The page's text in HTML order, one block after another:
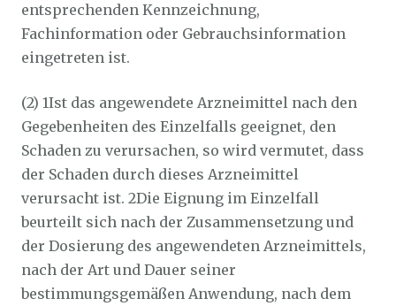
entsprechenden Kennzeichnung,
Fachinformation oder Gebrauchsinformation
eingetreten ist.
(2) 1Ist das angewendete Arzneimittel nach den
Gegebenheiten des Einzelfalls geeignet, den
Schaden zu verursachen, so wird vermutet, dass
der Schaden durch dieses Arzneimittel
verursacht ist. 2Die Eignung im Einzelfall
beurteilt sich nach der Zusammensetzung und
der Dosierung des angewendeten Arzneimittels,
nach der Art und Dauer seiner
bestimmungsgemäßen Anwendung, nach dem